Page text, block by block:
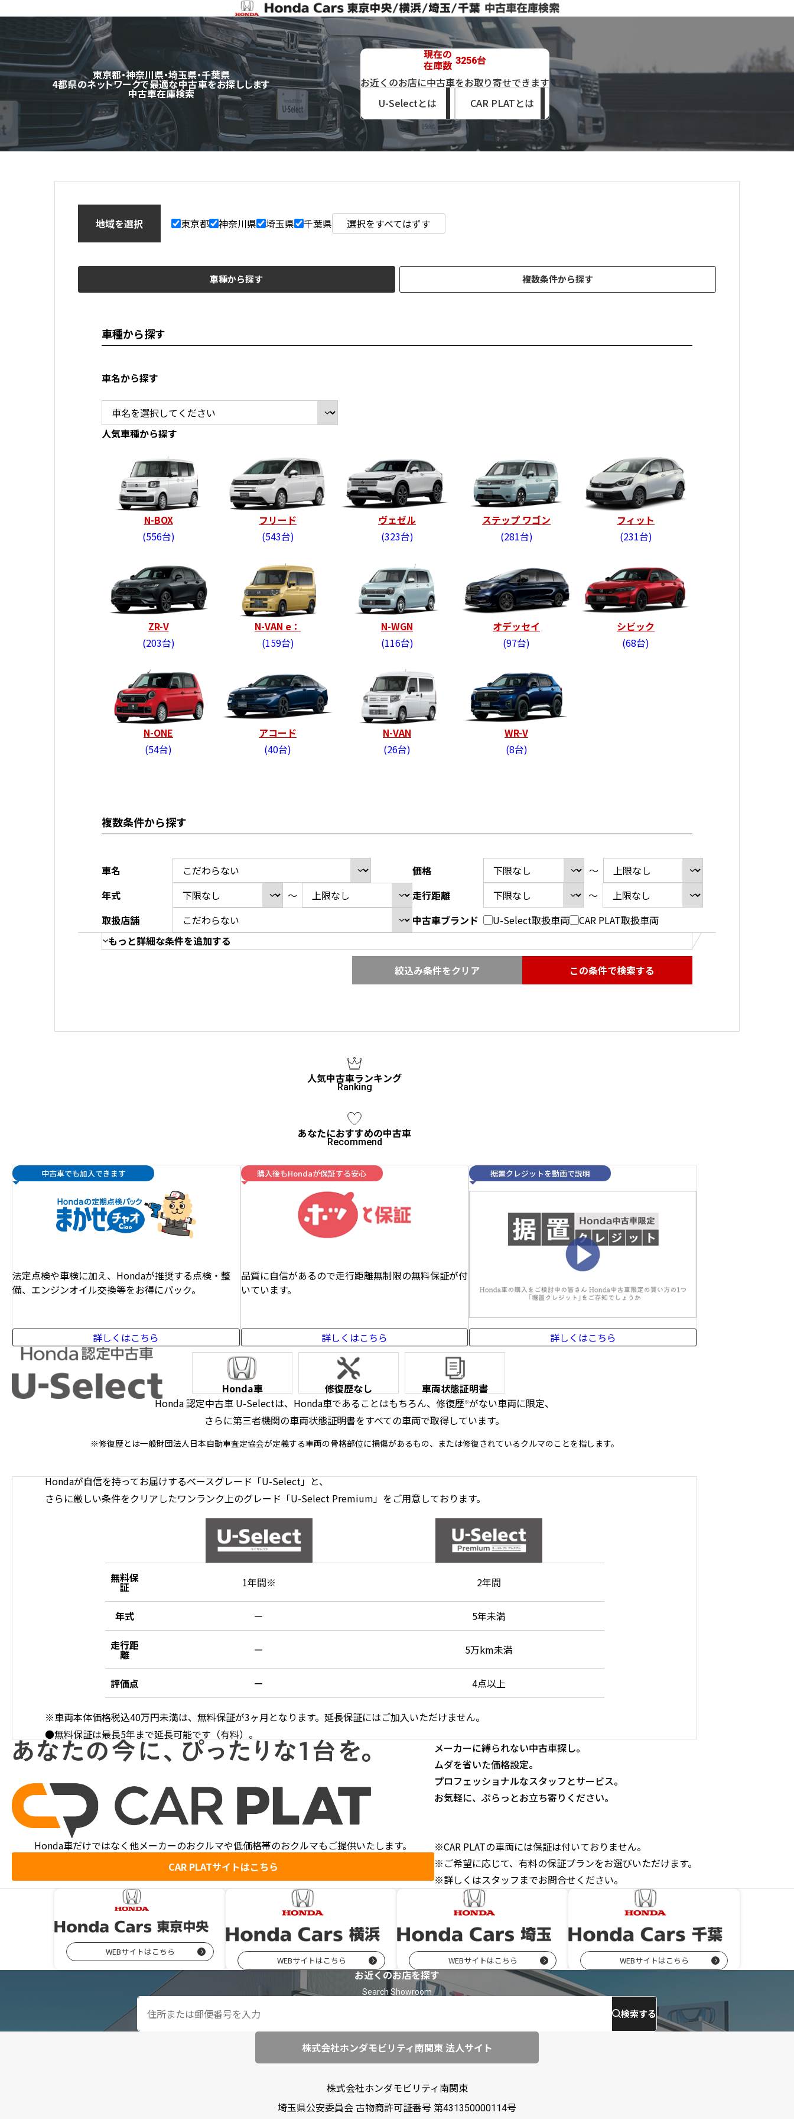
東京都・神奈川県・埼玉県・千葉県
4都県のネットワークで最適な中古車をお探しします
中古車在庫検索
現在の
在庫数 3256台
お近くのお店に中古車をお取り寄せできます
U-Selectとは
CAR PLATとは
地域を選択 東京都 神奈川県 埼玉県 千葉県 選択をすべてはずす
車種から探す 複数条件から探す
車種から探す
車名から探す
人気車種から探す
N-BOX
556台
フリード
543台
ヴェゼル
323台
ステップ ワゴン
281台
フィット
231台
ZR-V
203台
N-VAN e：
159台
N-WGN
116台
オデッセイ
97台
シビック
68台
N-ONE
54台
アコード
40台
N-VAN
26台
WR-V
8台
複数条件から探す
車名 価格
～
年式
～ 走行距離
～
取扱店舗
中古車ブランド U-Select取扱車両
CAR PLAT取扱車両
もっと詳細な条件を追加する
絞込み条件をクリア この条件で検索する
人気中古車ランキング
あなたにおすすめの中古車
中古車でも加入できます
法定点検や車検に加え、Hondaが推奨する点検・整
備、エンジンオイル交換等をお得にパック。
詳しくはこちら
購入後もHondaが保証する安心
品質に自信があるので走行距離無制限の無料保証が付
いています。
詳しくはこちら
据置クレジットを動画で説明
詳しくはこちら
Honda車 修復歴なし
車両状態証明書
Honda 認定中古車 U-Selectは、Honda車であることはもちろん、修復歴※がない車両に限定、
さらに第三者機関の車両状態証明書をすべての車両で取得しています。
※修復歴とは一般財団法人日本自動車査定協会が定義する車両の骨格部位に損傷があるもの、または修復されているクルマのことを指します。
Hondaが自信を持ってお届けするベースグレード「U-Select」と、
さらに厳しい条件をクリアしたワンランク上のグレード「U-Select Premium」をご用意しております。
無料保
証 1年間※ 2年間
年式 ー 5年未満
走行距
離 ー 5万km未満
評価点 ー 4点以上
※車両本体価格税込40万円未満は、無料保証が3ヶ月となります。延長保証にはご加入いただけません。
●無料保証は最長5年まで延長可能です（有料）。
メーカーに縛られない中古車探し。
ムダを省いた価格設定。
プロフェッショナルなスタッフとサービス。
お気軽に、ぷらっとお立ち寄りください。
Honda車だけではなく他メーカーのおクルマや低価格帯のおクルマもご提供いたします。
CAR PLATサイトはこちら
※CAR PLATの車両には保証は付いておりません。
※ご希望に応じて、有料の保証プランをお選びいただけます。
※詳しくはスタッフまでお問合せください。
WEBサイトはこちら
WEBサイトはこちら WEBサイトはこちら WEBサイトはこちら
お近くのお店を探す
検索する
株式会社ホンダモビリティ南関東 法人サイト
株式会社ホンダモビリティ南関東
埼玉県公安委員会 古物商許可証番号 第431350000114号